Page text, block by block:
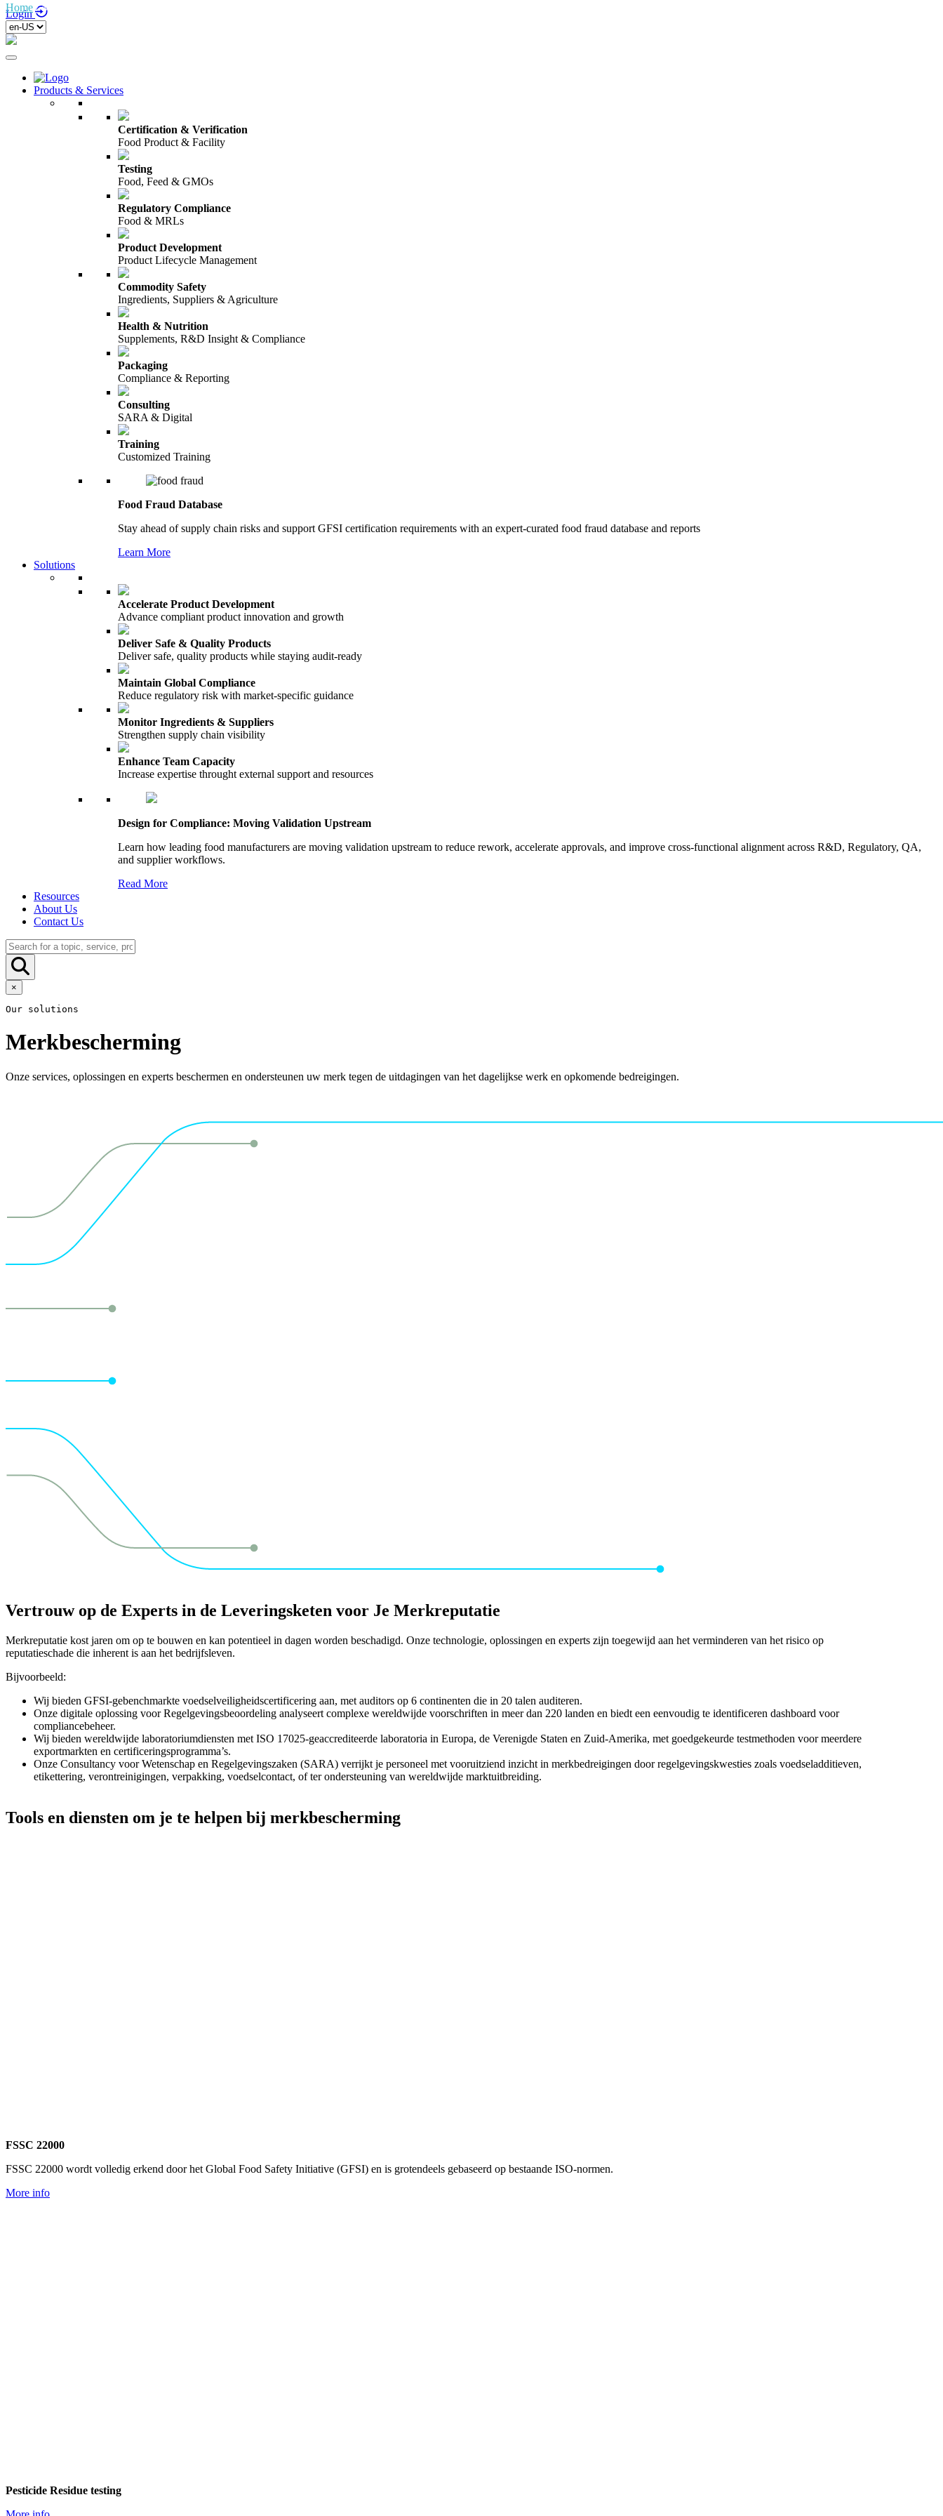
Login
Products & Services
Certification & Verification
Food Product & Facility
Testing
Food, Feed & GMOs
Regulatory Compliance
Food & MRLs
Product Development
Product Lifecycle Management
Commodity Safety
Ingredients, Suppliers & Agriculture
Health & Nutrition
Supplements, R&D Insight & Compliance
Packaging
Compliance & Reporting
Consulting
SARA & Digital
Training
Customized Training
Food Fraud Database
Stay ahead of supply chain risks and support GFSI certification requirements with an expert-curated food fraud database and reports
Learn More
Solutions
Accelerate Product Development
Advance compliant product innovation and growth
Deliver Safe & Quality Products
Deliver safe, quality products while staying audit-ready
Maintain Global Compliance
Reduce regulatory risk with market-specific guidance
Monitor Ingredients & Suppliers
Strengthen supply chain visibility
Enhance Team Capacity
Increase expertise throught external support and resources
Design for Compliance: Moving Validation Upstream
Learn how leading food manufacturers are moving validation upstream to reduce rework, accelerate approvals, and improve cross-functional alignment across R&D, Regulatory, QA,
and supplier workflows.
Read More
Resources
About Us
Contact Us
×
Home /Merkbescherming
Our solutions
Merkbescherming
Onze services, oplossingen en experts beschermen en ondersteunen uw merk tegen de uitdagingen van het dagelijkse werk en opkomende bedreigingen.
Vertrouw op de Experts in de Leveringsketen voor Je Merkreputatie
Merkreputatie kost jaren om op te bouwen en kan potentieel in dagen worden beschadigd. Onze technologie, oplossingen en experts zijn toegewijd aan het verminderen van het risico op
reputatieschade die inherent is aan het bedrijfsleven.
Bijvoorbeeld:
Wij bieden GFSI-gebenchmarkte voedselveiligheidscertificering aan, met auditors op 6 continenten die in 20 talen auditeren.
Onze digitale oplossing voor Regelgevingsbeoordeling analyseert complexe wereldwijde voorschriften in meer dan 220 landen en biedt een eenvoudig te identificeren dashboard voor
compliancebeheer.
Wij bieden wereldwijde laboratoriumdiensten met ISO 17025-geaccrediteerde laboratoria in Europa, de Verenigde Staten en Zuid-Amerika, met goedgekeurde testmethoden voor meerdere
exportmarkten en certificeringsprogramma’s.
Onze Consultancy voor Wetenschap en Regelgevingszaken (SARA) verrijkt je personeel met vooruitziend inzicht in merkbedreigingen door regelgevingskwesties zoals voedseladditieven,
etikettering, verontreinigingen, verpakking, voedselcontact, of ter ondersteuning van wereldwijde marktuitbreiding.
Tools en diensten om je te helpen bij merkbescherming
FSSC 22000
FSSC 22000 wordt volledig erkend door het Global Food Safety Initiative (GFSI) en is grotendeels gebaseerd op bestaande ISO-normen.
More info
Pesticide Residue testing